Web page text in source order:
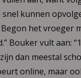
kunnen
het vroeger
Bouker vult aan:
dan meestal
online, maar